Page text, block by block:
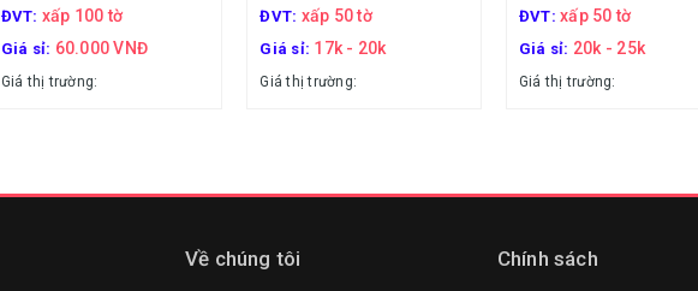
ĐVT: xấp 100 tờ
Giá sỉ: 60.000 VNĐ
Giá thị trường:
ĐVT: xấp 50 tờ
Giá sỉ: 17k - 20k
Giá thị trường:
ĐVT:xấp 50 tờ
Giá sỉ: 20k - 25k
Giá thị trường:
Về chúng tôi Chính sách